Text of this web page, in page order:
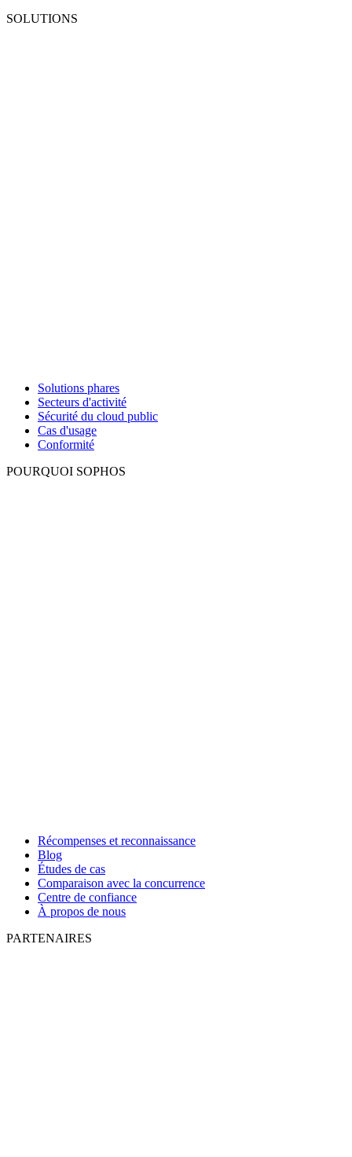
SOLUTIONS
Solutions phares
Secteurs d'activité
Sécurité du cloud public
Cas d'usage
Conformité
POURQUOI SOPHOS
Récompenses et reconnaissance
Blog
Études de cas
Comparaison avec la concurrence
Centre de confiance
À propos de nous
PARTENAIRES